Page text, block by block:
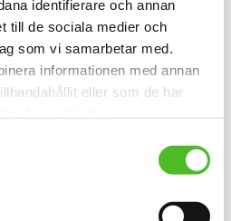
identifierare och annan
till de sociala medier och
som vi samarbetar med.
informationen med annan
eller som de har